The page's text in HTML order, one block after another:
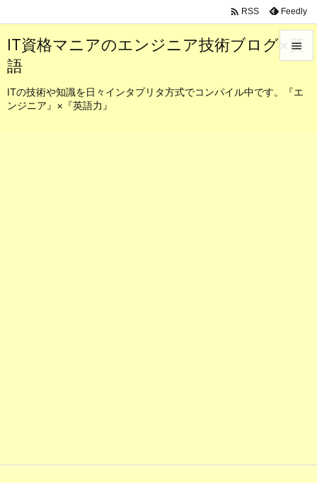
IT資格マニアのエンジニア技術ブログ×英
語
ITの技術や知識を日々インタプリタ方式でコンパイル中です。『エ
ンジニア』×『英語力』

メニュ
 RSS Feedly